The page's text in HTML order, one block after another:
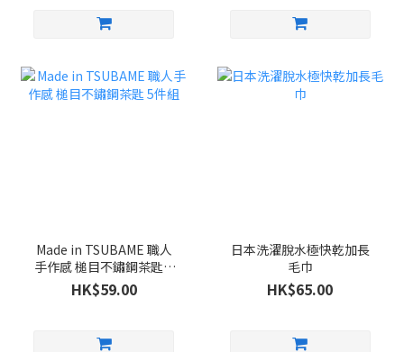
Made in TSUBAME 職人
手作感 槌目不鏽鋼茶匙 5
件組
HK$59.00
日本洗濯脫水極快乾加長
毛巾
HK$65.00